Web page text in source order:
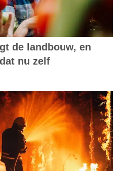
de landbouw, en
nu zelf